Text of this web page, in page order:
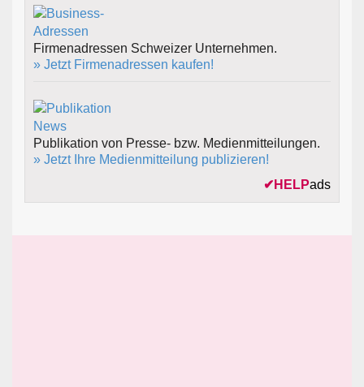
Firmenadressen Schweizer Unternehmen.
» Jetzt Firmenadressen kaufen!
Publikation von Presse- bzw. Medienmitteilungen.
» Jetzt Ihre Medienmitteilung publizieren!
✔ HELPads